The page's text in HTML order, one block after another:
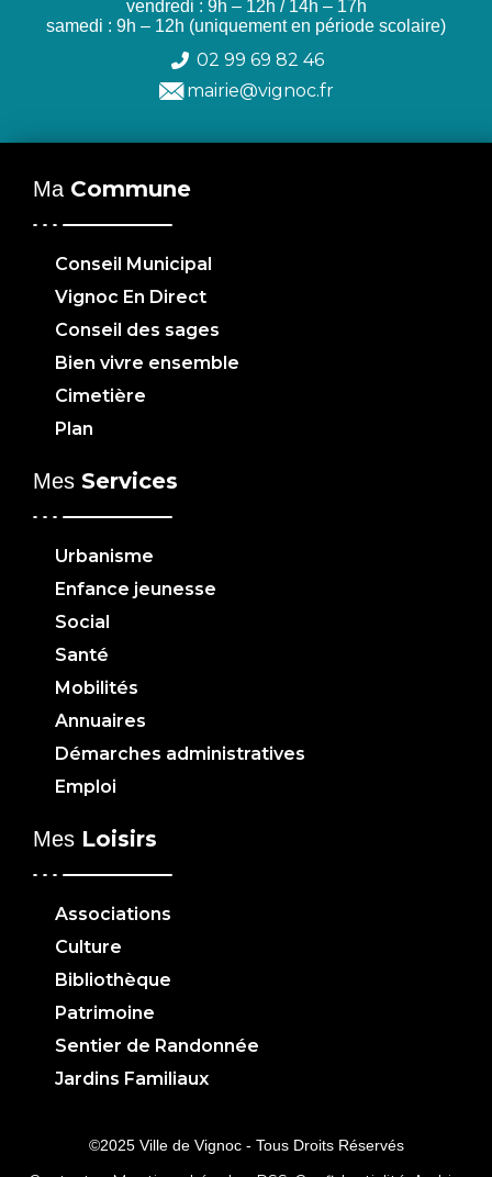
vendredi : 9h – 12h / 14h – 17h
samedi : 9h – 12h (uniquement en période scolaire)
02 99 69 82 46
mairie@vignoc.fr
Ma Commune
Conseil Municipal
Vignoc En Direct
Conseil des sages
Bien vivre ensemble
Cimetière
Plan
Mes Services
Urbanisme
Enfance jeunesse
Social
Santé
Mobilités
Annuaires
Démarches administratives
Emploi
Mes Loisirs
Associations
Culture
Bibliothèque
Patrimoine
Sentier de Randonnée
Jardins Familiaux
©2025 Ville de Vignoc - Tous Droits Réservés